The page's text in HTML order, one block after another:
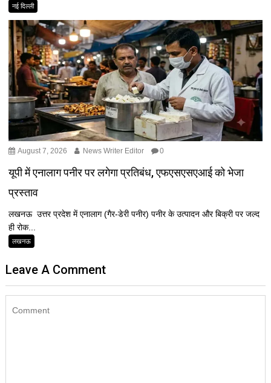
नई दिल्ली
August 7, 2026 News Writer Editor 0
यूपी में एनालाग पनीर पर लगेगा प्रतिबंध, एफएसएसएआई को भेजा
प्रस्ताव
लखनऊ उत्तर प्रदेश में एनालाग (गैर-डेरी पनीर) पनीर के उत्पादन और बिक्री पर जल्द
ही रोक...
लखनऊ
Leave A Comment